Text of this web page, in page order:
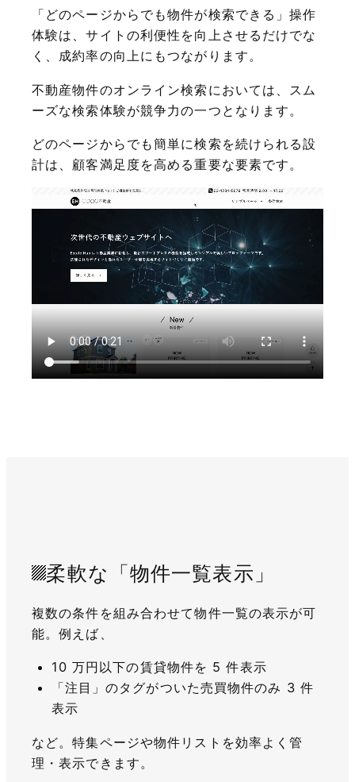
「どのページからでも物件が検索できる」操作
体験は、サイトの利便性を向上させるだけでな
く、成約率の向上にもつながります。
不動産物件のオンライン検索においては、スム
ーズな検索体験が競争力の一つとなります。
どのページからでも簡単に検索を続けられる設
計は、顧客満足度を高める重要な要素です。
柔軟な「物件一覧表示」
複数の条件を組み合わせて物件一覧の表示が可
能。例えば、
10 万円以下の賃貸物件を 5 件表示
「注目」のタグがついた売買物件のみ 3 件
表示
など。特集ページや物件リストを効率よく管
理・表示できます。